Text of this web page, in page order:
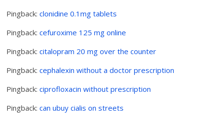
Pingback:clonidine 0.1mg tablets
Pingback:cefuroxime 125 mg online
Pingback:citalopram 20 mg over the counter
Pingback:cephalexin without a doctor prescription
Pingback:ciprofloxacin without prescription
Pingback:can ubuy cialis on streets